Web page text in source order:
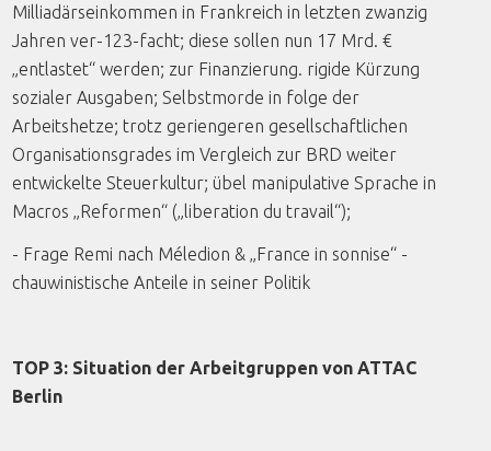
Milliadärseinkommen in Frankreich in letzten zwanzig
Jahren ver-123-facht; diese sollen nun 17 Mrd. €
„entlastet“ werden; zur Finanzierung. rigide Kürzung
sozialer Ausgaben; Selbstmorde in folge der
Arbeitshetze; trotz geriengeren gesellschaftlichen
Organisationsgrades im Vergleich zur BRD weiter
entwickelte Steuerkultur; übel manipulative Sprache in
Macros „Reformen“ („liberation du travail“);
- Frage Remi nach Méledion & „France in sonnise“ -
chauwinistische Anteile in seiner Politik
TOP 3: Situation der Arbeitgruppen von ATTAC
Berlin